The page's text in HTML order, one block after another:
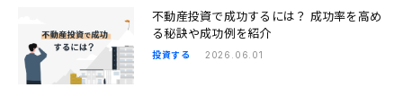
不動産投資で成功するには？ 成功率を高め
る秘訣や成功例を紹介
投資する 2026.06.01